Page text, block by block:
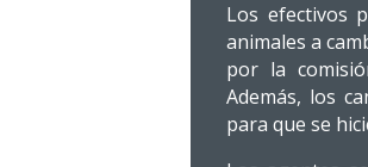
Los efectivos
animales a
por la
Además, los
para que se